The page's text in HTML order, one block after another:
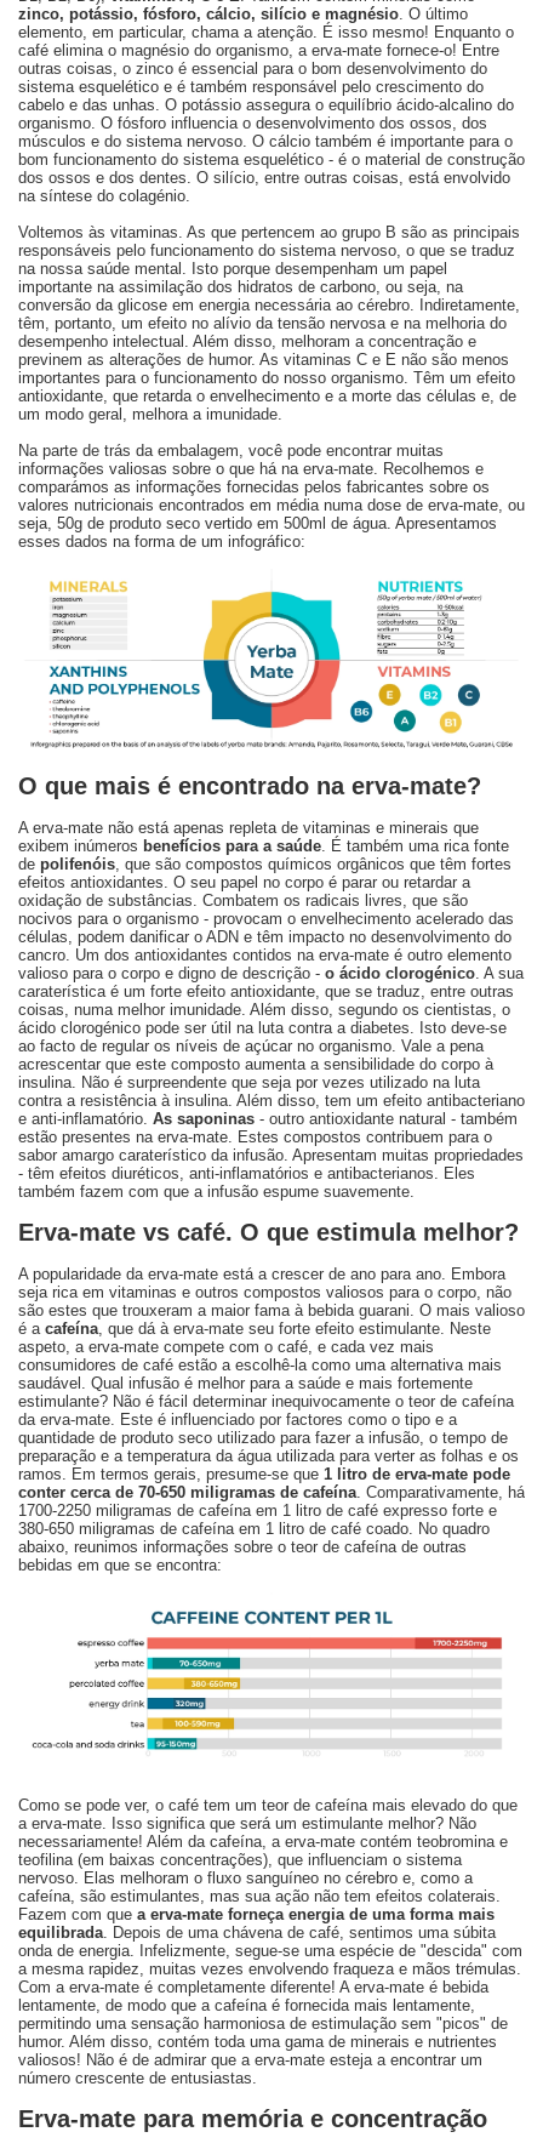
zinco, potássio, fósforo, cálcio, silício e magnésio . O último
elemento, em particular, chama a atenção. É isso mesmo! Enquanto o
café elimina o magnésio do organismo, a erva-mate fornece-o! Entre
outras coisas, o zinco é essencial para o bom desenvolvimento do
sistema esquelético e é também responsável pelo crescimento do
cabelo e das unhas. O potássio assegura o equilíbrio ácido-alcalino do
organismo. O fósforo influencia o desenvolvimento dos ossos, dos
músculos e do sistema nervoso. O cálcio também é importante para o
bom funcionamento do sistema esquelético - é o material de construção
dos ossos e dos dentes. O silício, entre outras coisas, está envolvido
na síntese do colagénio.
Voltemos às vitaminas. As que pertencem ao grupo B são as principais
responsáveis pelo funcionamento do sistema nervoso, o que se traduz
na nossa saúde mental. Isto porque desempenham um papel
importante na assimilação dos hidratos de carbono, ou seja, na
conversão da glicose em energia necessária ao cérebro. Indiretamente,
têm, portanto, um efeito no alívio da tensão nervosa e na melhoria do
desempenho intelectual. Além disso, melhoram a concentração e
previnem as alterações de humor. As vitaminas C e E não são menos
importantes para o funcionamento do nosso organismo. Têm um efeito
antioxidante, que retarda o envelhecimento e a morte das células e, de
um modo geral, melhora a imunidade.
Na parte de trás da embalagem, você pode encontrar muitas
informações valiosas sobre o que há na erva-mate. Recolhemos e
comparámos as informações fornecidas pelos fabricantes sobre os
valores nutricionais encontrados em média numa dose de erva-mate, ou
seja, 50g de produto seco vertido em 500ml de água. Apresentamos
esses dados na forma de um infográfico:
O que mais é encontrado na erva-mate?
A erva-mate não está apenas repleta de vitaminas e minerais que
exibem inúmeros benefícios para a saúde . É também uma rica fonte
de polifenóis , que são compostos químicos orgânicos que têm fortes
efeitos antioxidantes. O seu papel no corpo é parar ou retardar a
oxidação de substâncias. Combatem os radicais livres, que são
nocivos para o organismo - provocam o envelhecimento acelerado das
células, podem danificar o ADN e têm impacto no desenvolvimento do
cancro. Um dos antioxidantes contidos na erva-mate é outro elemento
valioso para o corpo e digno de descrição - o ácido clorogénico . A sua
caraterística é um forte efeito antioxidante, que se traduz, entre outras
coisas, numa melhor imunidade. Além disso, segundo os cientistas, o
ácido clorogénico pode ser útil na luta contra a diabetes. Isto deve-se
ao facto de regular os níveis de açúcar no organismo. Vale a pena
acrescentar que este composto aumenta a sensibilidade do corpo à
insulina. Não é surpreendente que seja por vezes utilizado na luta
contra a resistência à insulina. Além disso, tem um efeito antibacteriano
e anti-inflamatório. As saponinas - outro antioxidante natural - também
estão presentes na erva-mate. Estes compostos contribuem para o
sabor amargo caraterístico da infusão. Apresentam muitas propriedades
- têm efeitos diuréticos, anti-inflamatórios e antibacterianos. Eles
também fazem com que a infusão espume suavemente.
Erva-mate vs café. O que estimula melhor?
A popularidade da erva-mate está a crescer de ano para ano. Embora
seja rica em vitaminas e outros compostos valiosos para o corpo, não
são estes que trouxeram a maior fama à bebida guarani. O mais valioso
é a cafeína , que dá à erva-mate seu forte efeito estimulante. Neste
aspeto, a erva-mate compete com o café, e cada vez mais
consumidores de café estão a escolhê-la como uma alternativa mais
saudável. Qual infusão é melhor para a saúde e mais fortemente
estimulante? Não é fácil determinar inequivocamente o teor de cafeína
da erva-mate. Este é influenciado por factores como o tipo e a
quantidade de produto seco utilizado para fazer a infusão, o tempo de
preparação e a temperatura da água utilizada para verter as folhas e os
ramos. Em termos gerais, presume-se que 1 litro de erva-mate pode
conter cerca de 70-650 miligramas de cafeína . Comparativamente, há
1700-2250 miligramas de cafeína em 1 litro de café expresso forte e
380-650 miligramas de cafeína em 1 litro de café coado. No quadro
abaixo, reunimos informações sobre o teor de cafeína de outras
bebidas em que se encontra:
Como se pode ver, o café tem um teor de cafeína mais elevado do que
a erva-mate. Isso significa que será um estimulante melhor? Não
necessariamente! Além da cafeína, a erva-mate contém teobromina e
teofilina (em baixas concentrações), que influenciam o sistema
nervoso. Elas melhoram o fluxo sanguíneo no cérebro e, como a
cafeína, são estimulantes, mas sua ação não tem efeitos colaterais.
Fazem com que a erva-mate forneça energia de uma forma mais
equilibrada . Depois de uma chávena de café, sentimos uma súbita
onda de energia. Infelizmente, segue-se uma espécie de "descida" com
a mesma rapidez, muitas vezes envolvendo fraqueza e mãos trémulas.
Com a erva-mate é completamente diferente! A erva-mate é bebida
lentamente, de modo que a cafeína é fornecida mais lentamente,
permitindo uma sensação harmoniosa de estimulação sem "picos" de
humor. Além disso, contém toda uma gama de minerais e nutrientes
valiosos! Não é de admirar que a erva-mate esteja a encontrar um
número crescente de entusiastas.
Erva-mate para memória e concentração